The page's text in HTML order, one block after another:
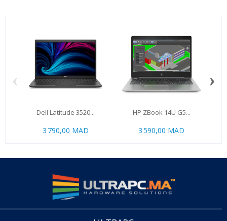
Dell Latitude 3520...
3 790,00 MAD
HP ZBook 14U G5...
3 590,00 MAD
‹ ›